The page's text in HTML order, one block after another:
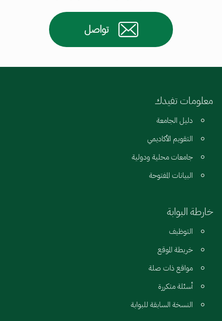
تواصل
معلومات تفيدك
دليل الجامعة
التقويم الأكاديمي
جامعات محلية ودولية
البيانات المفتوحة
خارطة البوابة
التوظيف
خريطة الموقع
مواقع ذات صلة
أسئلة متكررة
النسخة السابقة للبوابة